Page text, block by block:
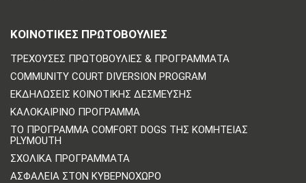
ΚΟΙΝΟΤΙΚΈΣ ΠΡΩΤΟΒΟΥΛΊΕΣ
ΤΡΈΧΟΥΣΕΣ ΠΡΩΤΟΒΟΥΛΊΕΣ & ΠΡΟΓΡΆΜΜΑΤΑ
COMMUNITY COURT DIVERSION PROGRAM
ΕΚΔΗΛΏΣΕΙΣ ΚΟΙΝΟΤΙΚΉΣ ΔΈΣΜΕΥΣΗΣ
ΚΑΛΟΚΑΙΡΙΝΌ ΠΡΌΓΡΑΜΜΑ
ΤΟ ΠΡΌΓΡΑΜΜΑ COMFORT DOGS ΤΗΣ ΚΟΜΗΤΕΊΑΣ
PLYMOUTH
ΣΧΟΛΙΚΆ ΠΡΟΓΡΆΜΜΑΤΑ
ΑΣΦΆΛΕΙΑ ΣΤΟΝ ΚΥΒΕΡΝΟΧΏΡΟ